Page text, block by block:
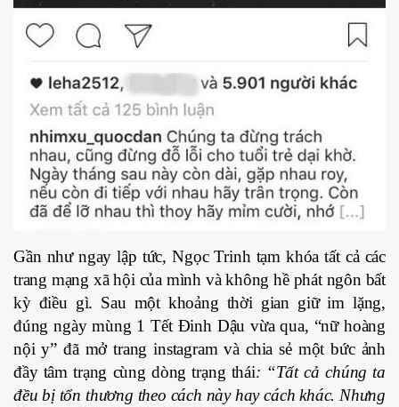
Gần như ngay lập tức, Ngọc Trinh tạm khóa tất cả các
trang mạng xã hội của mình và không hề phát ngôn bất
kỳ điều gì. Sau một khoảng thời gian giữ im lặng,
đúng ngày mùng 1 Tết Đinh Dậu vừa qua, “nữ hoàng
nội y” đã mở trang instagram và chia sẻ một bức ảnh
đầy tâm trạng cùng dòng trạng thái: “Tất cả chúng ta
đều bị tổn thương theo cách này hay cách khác. Nhưng